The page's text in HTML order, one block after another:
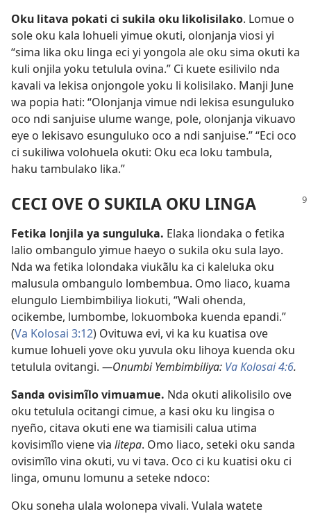
Oku litava pokati ci sukila oku likolisilako. Lomue o
sole oku kala lohueli yimue okuti, olonjanja viosi yi
“sima lika oku linga eci yi yongola ale oku sima okuti ka
kuli onjila yoku tetulula ovina.” Ci kuete esilivilo nda
kavali va lekisa onjongole yoku li kolisilako. Manji June
wa popia hati: “Olonjanja vimue ndi lekisa esunguluko
oco ndi sanjuise ulume wange, pole, olonjanja vikuavo
eye o lekisavo esunguluko oco a ndi sanjuise.” “Eci oco
ci sukiliwa volohuela okuti: Oku eca loku tambula,
haku tambulako lika.”
CECI OVE O SUKILA OKU LINGA
Fetika lonjila ya sunguluka. Elaka liondaka o fetika
lalio ombangulo yimue haeyo o sukila oku sula layo.
Nda wa fetika lolondaka viukãlu ka ci kaleluka oku
malusula ombangulo lombembua. Omo liaco, kuama
elungulo Liembimbiliya liokuti, “Wali ohenda,
ocikembe, lumbombe, lokuomboka kuenda epandi.”
(Va Kolosai 3:12) Ovituwa evi, vi ka ku kuatisa ove
kumue lohueli yove oku yuvula oku lihoya kuenda oku
tetulula ovitangi. —Onumbi Yembimbiliya: Va Kolosai 4:6.
Sanda ovisimĩlo vimuamue. Nda okuti alikolisilo ove
oku tetulula ocitangi cimue, a kasi oku ku lingisa o
nyeño, citava okuti ene wa tiamisili calua utima
kovisimĩlo viene via litepa. Omo liaco, seteki oku sanda
ovisimĩlo vina okuti, vu vi tava. Oco ci ku kuatisi oku ci
linga, omunu lomunu a seteke ndoco:
Oku soneha ulala wolonepa vivali. Vulala watete